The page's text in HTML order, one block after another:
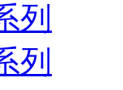
列
列